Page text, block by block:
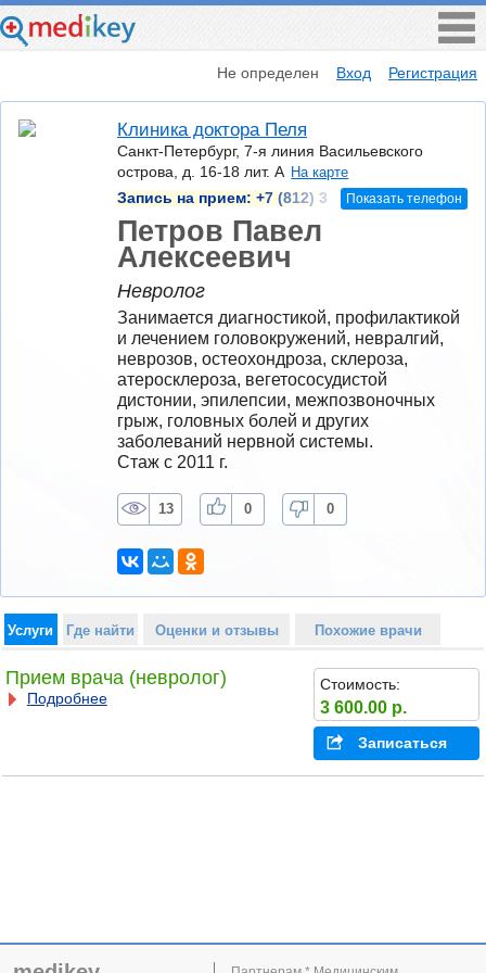
Не определен Вход Регистрация
Клиника доктора Пеля
Санкт-Петербург, 7-я линия Васильевского
острова, д. 16-18 лит. А На карте
Запись на прием: +7 (812) 3 Показать телефон
Петров Павел
Алексеевич
Невролог
Занимается диагностикой, профилактикой
и лечением головокружений, невралгий,
неврозов, остеохондроза, склероза,
атеросклероза, вегетососудистой
дистонии, эпилепсии, межпозвоночных
грыж, головных болей и других
заболеваний нервной системы.
Стаж с 2011 г.
13 0 0
Услуги Где найти Оценки и отзывы Похожие врачи
Прием врача (невролог)
Подробнее
Стоимость:
3 600.00 р.
Записаться